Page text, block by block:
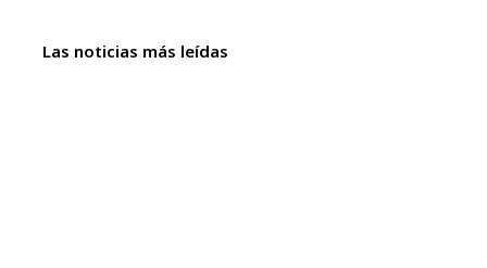
Las noticias más leídas